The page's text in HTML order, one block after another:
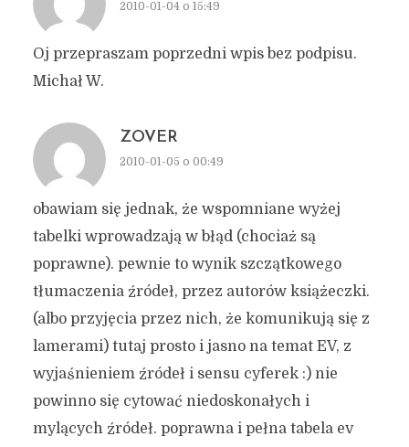
2010-01-04 o 15:49
Oj przepraszam poprzedni wpis bez podpisu.
Michał W.
ZOVER
2010-01-05 o 00:49
obawiam się jednak, że wspomniane wyżej
tabelki wprowadzają w błąd (chociaż są
poprawne). pewnie to wynik szczątkowego
tłumaczenia źródeł, przez autorów książeczki.
(albo przyjęcia przez nich, że komunikują się z
lamerami) tutaj prosto i jasno na temat EV, z
wyjaśnieniem źródeł i sensu cyferek :) nie
powinno się cytować niedoskonałych i
mylących źródeł. poprawna i pełna tabela ev